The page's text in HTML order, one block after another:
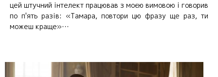
цей штучний інтелект працював з моєю вимовою і говорив
по п'ять разів: «Тамара, повтори цю фразу ще раз, ти
можеш краще»…